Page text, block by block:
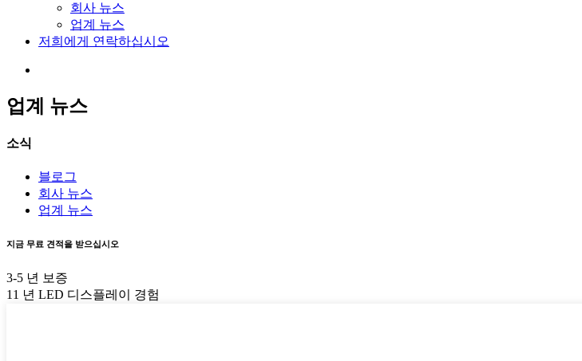
회사 뉴스
업계 뉴스
저희에게 연락하십시오
업계 뉴스
소식
블로그
회사 뉴스
업계 뉴스
지금 무료 견적을 받으십시오
3-5 년 보증
11 년 LED 디스플레이 경험